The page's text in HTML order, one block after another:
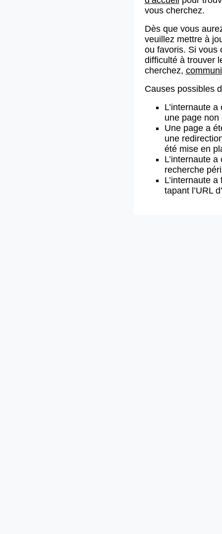
vous cherchez.
Dès que vous
veuillez mettre à
ou favoris. Si vous
difficulté à trouver
cherchez,
Causes possibles
L’internaute
une page non
Une page a
une
été mise en
L’internaute
recherche
L’internaute
tapant l’URL